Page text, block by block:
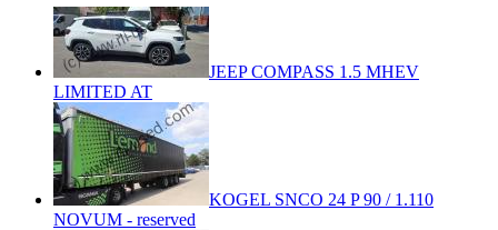
JEEP COMPASS 1.5 MHEV
LIMITED AT
KOGEL SNCO 24 P 90 / 1.110
NOVUM - reserved